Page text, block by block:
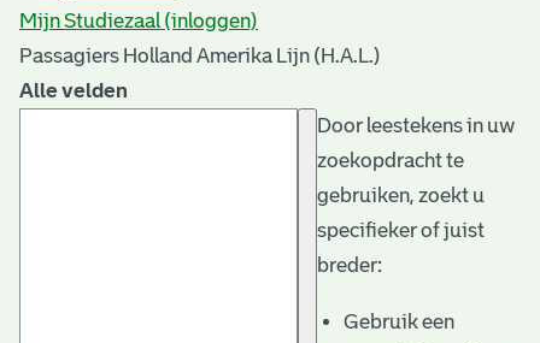
Mijn Studiezaal (inloggen)
Passagiers Holland Amerika Lijn (H.A.L.)
Alle velden
Door leestekens in uw
zoekopdracht te
gebruiken, zoekt u
specifieker of juist
breder:
Gebruik een